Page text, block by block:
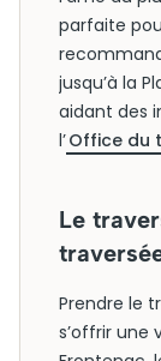
parfaite
jusqu’à la
aidant des
l’Office du
Le
Prendre le
s’offrir une